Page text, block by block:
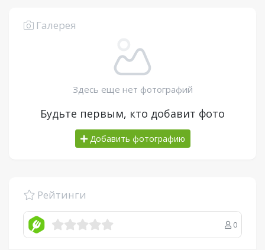
Галерея
Здесь еще нет фотографий
Будьте первым, кто добавит фото
Добавить фотографию
Рейтинги
0